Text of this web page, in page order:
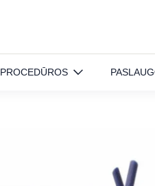
PROCEDŪROS